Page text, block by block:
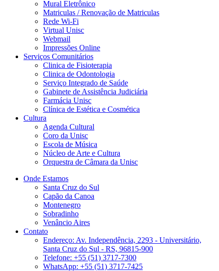
Mural Eletrônico
Matriculas / Renovação de Matriculas
Rede Wi-Fi
Virtual Unisc
Webmail
Impressões Online
Serviços Comunitários
Clinica de Fisioterapia
Clinica de Odontologia
Serviço Integrado de Saúde
Gabinete de Assistência Judiciária
Farmácia Unisc
Clínica de Estética e Cosmética
Cultura
Agenda Cultural
Coro da Unisc
Escola de Música
Núcleo de Arte e Cultura
Orquestra de Câmara da Unisc
Onde Estamos
Santa Cruz do Sul
Capão da Canoa
Montenegro
Sobradinho
Venâncio Aires
Contato
Endereço: Av. Independência, 2293 - Universitário,
Santa Cruz do Sul - RS, 96815-900
Telefone: +55 (51) 3717-7300
WhatsApp: +55 (51) 3717-7425